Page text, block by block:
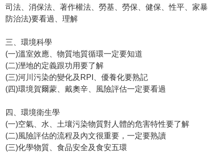
司法、消保法、著作權法、勞基、勞保、健保、性平、家暴
防治法)要看過、理解
三、環境科學
(一)溫室效應、物質地質循環一定要知道
(二)溼地的定義跟功用要了解
(三)河川污染的變化及RPI、優養化要熟記
(四)環境賀爾蒙、戴奧辛、風險評估一定要看過
四、環境衛生學
(一)空氣、水、土壤污染物質對人體的危害特性要了解
(二)風險評估的流程及內文很重要，一定要熟讀
(三)化學物質、食品安全及食安五環